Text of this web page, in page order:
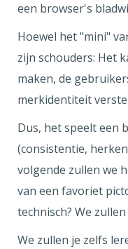
een browser's
Hoewel het "mini"
zijn schouders: Het
maken, de
merkidentiteit
Dus, het speelt een
(consistentie,
volgende zullen we
van een favoriet
technisch? We
We zullen je zelfs